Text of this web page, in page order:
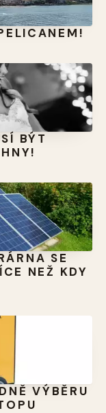
BÝT
SE
NEŽ KDY
VÝBĚRU